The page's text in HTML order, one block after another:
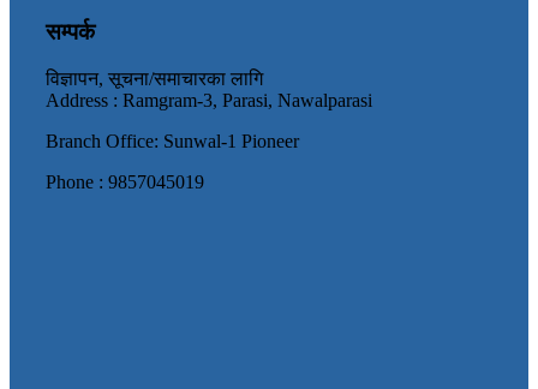
सम्पर्क
विज्ञापन, सूचना/समाचारका लागि
Address : Ramgram-3, Parasi, Nawalparasi
Branch Office: Sunwal-1 Pioneer
Phone : 9857045019